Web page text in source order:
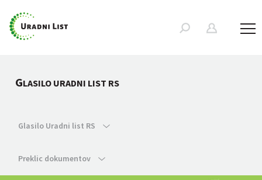
GLASILO URADNI LIST RS
Glasilo Uradni list RS
Preklic dokumentov